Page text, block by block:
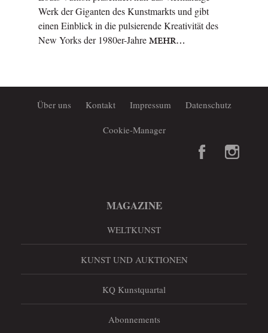
Werk der Giganten des Kunstmarkts und gibt
einen Einblick in die pulsierende Kreativität des
New Yorks der 1980er-JahreMEHR…
Über uns Kontakt Impressum Datenschutz
Cookie-Manager
MAGAZINE
WELTKUNST
KUNST UND AUKTIONEN
KQ Kunstquartal
Abonnements